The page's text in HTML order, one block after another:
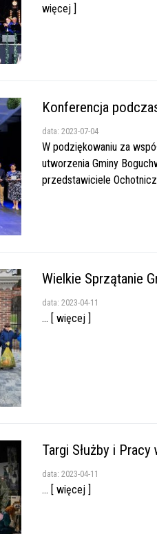
więcej ]
Konferencja
data: 2023-07-04
W podziękowaniu za
utworzenia Gminy
przedstawiciele
Wielkie Sprzątanie
data: 2023-04-11
... [ więcej ]
Targi Służby i
data: 2023-04-11
... [ więcej ]